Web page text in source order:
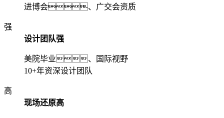
进博会、广交会资质
强
设计团队强
美院毕业、国际视野
10+年资深设计团队
高
现场还原高